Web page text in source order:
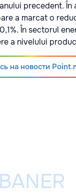
precedent. În
a marcat o
În sectorul
a nivelului
на новости